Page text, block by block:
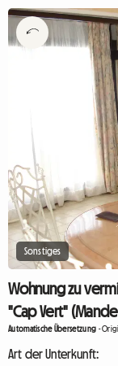
Sonstiges
Wohnung zu
"Cap Vert"
Automatische Übersetzung -
Art der Unterkunft: